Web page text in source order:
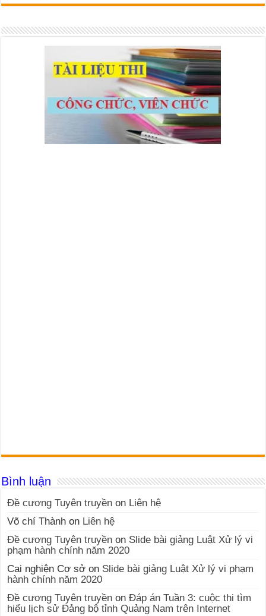
Bình luận
Đề cương Tuyên truyền on Liên hệ
Võ chí Thành on Liên hệ
Đề cương Tuyên truyền on Slide bài giảng Luật Xử lý vi
phạm hành chính năm 2020
Cai nghiện Cơ sở on Slide bài giảng Luật Xử lý vi phạm
hành chính năm 2020
Đề cương Tuyên truyền onĐáp án Tuần 3: cuộc thi tìm
hiểu lịch sử Đảng bộ tỉnh Quảng Nam trên Internet